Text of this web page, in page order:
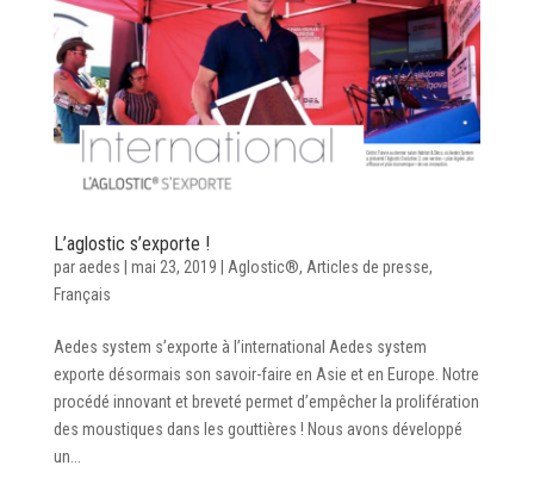
L’aglostic s’exporte !
par aedes | mai 23, 2019 | Aglostic®, Articles de presse,
Français
Aedes system s’exporte à l’international Aedes system
exporte désormais son savoir-faire en Asie et en Europe. Notre
procédé innovant et breveté permet d’empêcher la prolifération
des moustiques dans les gouttières ! Nous avons développé
un...